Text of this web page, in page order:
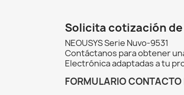
Solicita cotización de
NEOUSYS Serie Nuvo-9531
Contáctanos para obtener
Electrónica adaptadas a tu
FORMULARIO